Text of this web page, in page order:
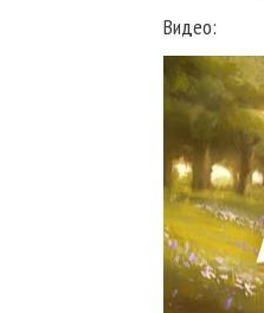
Видео: